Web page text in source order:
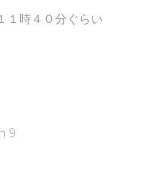
１時４０分ぐらい
9